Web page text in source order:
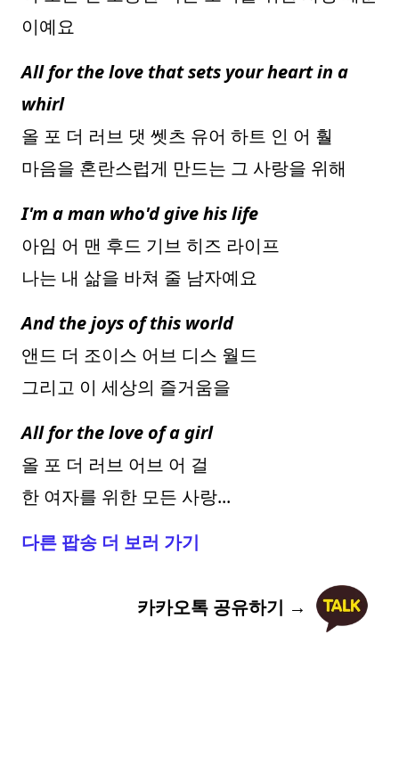
이예요
All for the love that sets your heart in a
whirl
올 포 더 러브 댓 쎗츠 유어 하트 인 어 훨
마음을 혼란스럽게 만드는 그 사랑을 위해
I'm a man who'd give his life
아임 어 맨 후드 기브 히즈 라이프
나는 내 삶을 바쳐 줄 남자예요
And the joys of this world
앤드 더 조이스 어브 디스 월드
그리고 이 세상의 즐거움을
All for the love of a girl
올 포 더 러브 어브 어 걸
한 여자를 위한 모든 사랑...
다른 팝송 더 보러 가기
카카오톡 공유하기 →